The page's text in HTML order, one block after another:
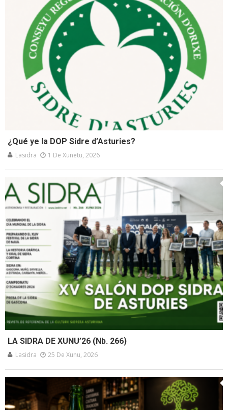
¿Qué ye la DOP Sidre d’Asturies?
Lasidra 1 De Xunetu, 2026
LA SIDRA DE XUNU’26 (Nb. 266)
Lasidra 25 De Xunu, 2026